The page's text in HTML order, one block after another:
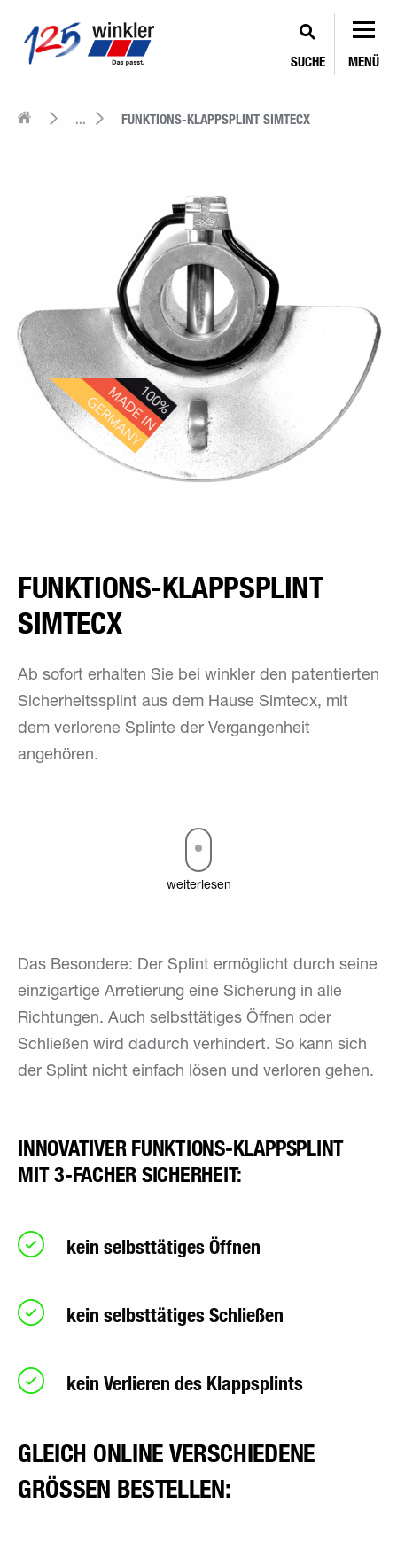
SUCHE MENÜ
... FUNKTIONS-­KLAPPSPLINT SIMTECX
FUNKTIONS-­KLAPPSPLINT
SIMTECX
Ab sofort erhalten Sie bei winkler den patentierten
Sicherheitssplint aus dem Hause Simtecx, mit
dem verlorene Splinte der Vergangenheit
angehören.
weiterlesen
Das Besondere: Der Splint ermöglicht durch seine
einzigartige Arretierung eine Sicherung in alle
Richtungen. Auch selbsttätiges Öffnen oder
Schließen wird dadurch verhindert. So kann sich
der Splint nicht einfach lösen und verloren gehen.
INNOVATIVER FUNKTIONS-KLAPPSPLINT
MIT 3-FACHER SICHERHEIT:
kein selbsttätiges Öffnen
kein selbsttätiges Schließen
kein Verlieren des Klappsplints
GLEICH ONLINE VERSCHIEDENE
GRÖSSEN BESTELLEN: